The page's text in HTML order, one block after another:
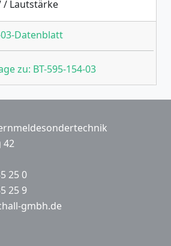
/ Lautstärke
03-Datenblatt
zu: BT-595-154-03
42
25 0
25 9
gmbh.de